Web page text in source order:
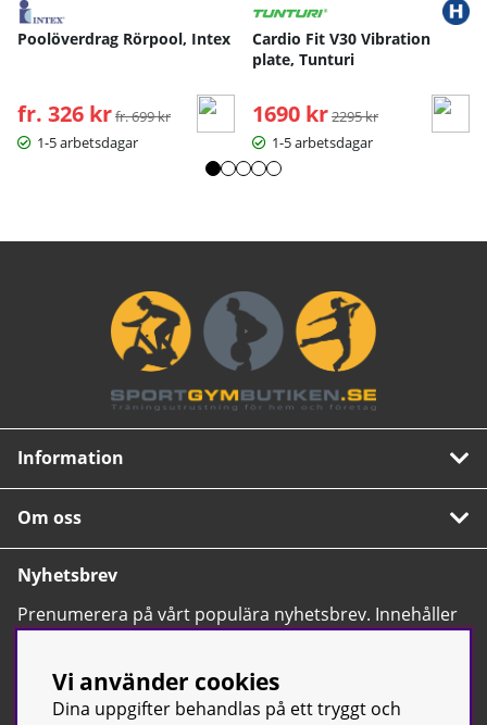
Poolöverdrag Rörpool, Intex
fr. 326 kr Ordinarie pris:
fr. 699 kr
1-5 arbetsdagar
Cardio Fit V30 Vibration
plate, Tunturi
1690 kr Ordinarie pris:
2295 kr
1-5 arbetsdagar
Information
Om oss
Nyhetsbrev
Prenumerera på vårt populära nyhetsbrev. Innehåller
tips, nyheter och våra allra bästa erbjudanden.
Vi använder cookies
Dina uppgifter behandlas på ett tryggt och